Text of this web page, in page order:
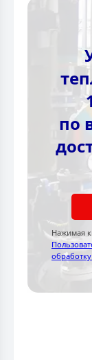
по
Нажимая